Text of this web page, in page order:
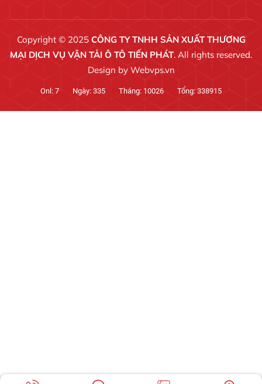
Copyright © 2025 CÔNG TY TNHH SẢN XUẤT THƯƠNG
MẠI DỊCH VỤ VẬN TẢI Ô TÔ TIẾN PHÁT. All rights reserved.
Design by Webvps.vn
Onl: 7 Ngày: 335 Tháng: 10026 Tổng: 338915